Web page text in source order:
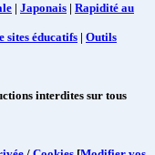
| Japonais | Rapidité au
sites éducatifs | Outils
interdites sur tous